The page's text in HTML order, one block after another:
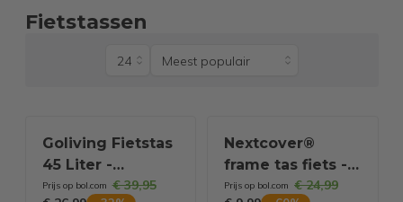
Fietstassen
Goliving Fietstas
45 Liter -
Dubbele
Prijs op bol.com € 39,95
Nextcover®
frame tas fiets -
Telefoonvak met
Prijs op bol.com € 24,99